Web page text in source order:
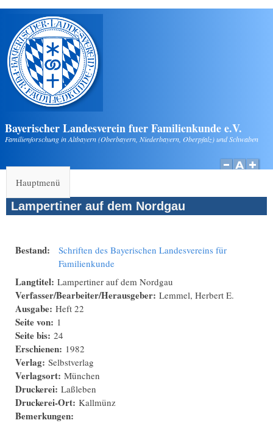
Direkt zum Inhalt
Bayerischer Landesverein fuer Familienkunde e.V.
Familienforschung in Altbayern (Oberbayern, Niederbayern, Oberpfalz) und Schwaben
Hauptmenü
Lampertiner auf dem Nordgau
Bestand:
Schriften des Bayerischen Landesvereins für
Familienkunde
Langtitel: Lampertiner auf dem Nordgau
Verfasser/Bearbeiter/Herausgeber: Lemmel, Herbert E.
Ausgabe: Heft 22
Seite von: 1
Seite bis: 24
Erschienen: 1982
Verlag: Selbstverlag
Verlagsort: München
Druckerei: Laßleben
Druckerei-Ort: Kallmünz
Bemerkungen: